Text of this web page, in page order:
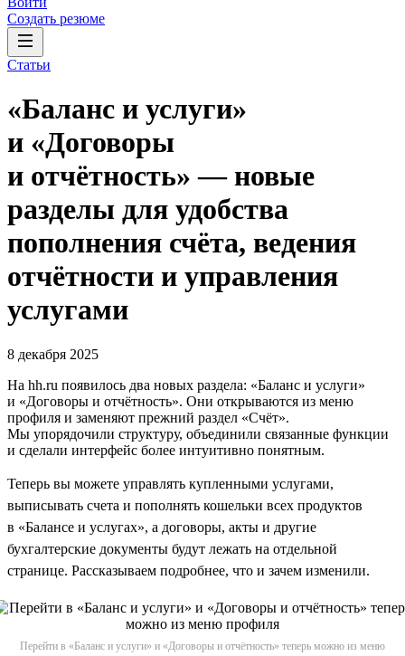
Создать резюме
Статьи
«Баланс и услуги»
и «Договоры
и отчётность» — новые
разделы для удобства
пополнения счёта, ведения
отчётности и управления
услугами
8 декабря 2025
На hh.ru появилось два новых раздела: «Баланс и услуги»
и «Договоры и отчётность». Они открываются из меню
профиля и заменяют прежний раздел «Счёт».
Мы упорядочили структуру, объединили связанные функции
и сделали интерфейс более интуитивно понятным.
Теперь вы можете управлять купленными услугами,
выписывать счета и пополнять кошельки всех продуктов
в «Балансе и услугах», а договоры, акты и другие
бухгалтерские документы будут лежать на отдельной
странице. Рассказываем подробнее, что и зачем изменили.
Перейти в «Баланс и услуги» и «Договоры и отчётность» теперь можно из меню